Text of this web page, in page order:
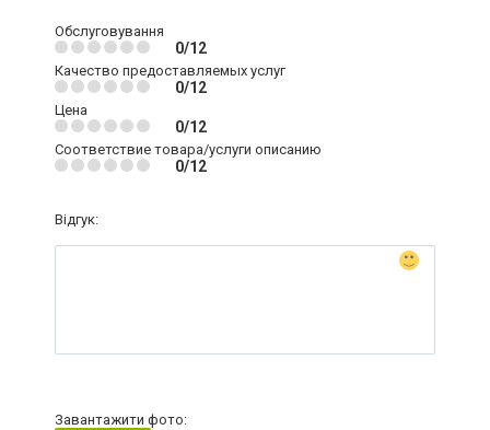
Обслуговування
0/12
Качество предоставляемых услуг
0/12
Цена
0/12
Соответствие товара/услуги описанию
0/12
Відгук:
Завантажити фото: